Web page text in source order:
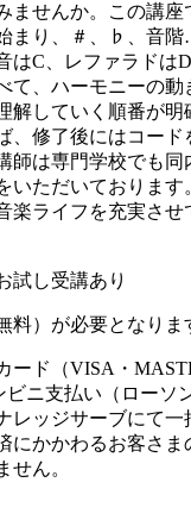
ませんか。この講座
まり、＃、♭、音
はC、レファラドは
て、ハーモニーの動
解していく順番が明
、修了後にはコード
師は専門学校でも同
いただいております
楽ライフを充実させ
試し受講あり
）が必要となりま
ド（VISA・
ニ支払い（ローソ
レッジサーブにて一
にかかわるお客さま
せん。